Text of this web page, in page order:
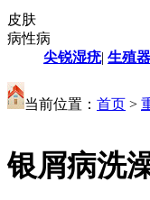
皮肤
病性病
尖锐湿疣| 生殖
当前位置： 首页 >
银屑病洗